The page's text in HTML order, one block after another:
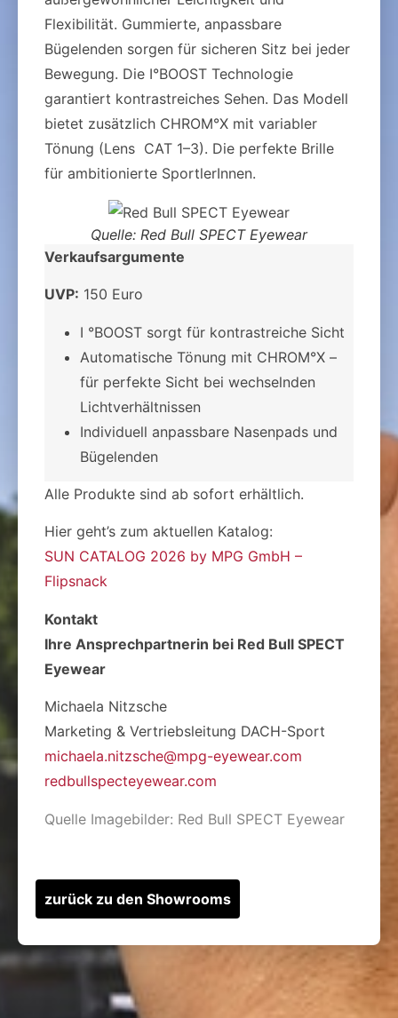
Flexibilität. Gummierte, anpassbare
Bügelenden sorgen für sicheren Sitz bei jeder
Bewegung. Die I°BOOST Technologie
garantiert kontrastreiches Sehen. Das Modell
bietet zusätzlich CHROM°X mit variabler
Tönung (Lens CAT 1–3). Die perfekte Brille
für ambitionierte SportlerInnen.
Quelle: Red Bull SPECT Eyewear
Verkaufsargumente
UVP: 150 Euro
I °BOOST sorgt für kontrastreiche Sicht
Automatische Tönung mit CHROM°X –
für perfekte Sicht bei wechselnden
Lichtverhältnissen
Individuell anpassbare Nasenpads und
Bügelenden
Alle Produkte sind ab sofort erhältlich.
Hier geht’s zum aktuellen Katalog:
SUN CATALOG 2026 by MPG GmbH –
Flipsnack
Kontakt
Ihre Ansprechpartnerin bei Red Bull SPECT
Eyewear
Michaela Nitzsche
Marketing & Vertriebsleitung DACH-Sport
michaela.nitzsche@mpg-eyewear.com
redbullspecteyewear.com
Quelle Imagebilder: Red Bull SPECT Eyewear
zurück zu den Showrooms